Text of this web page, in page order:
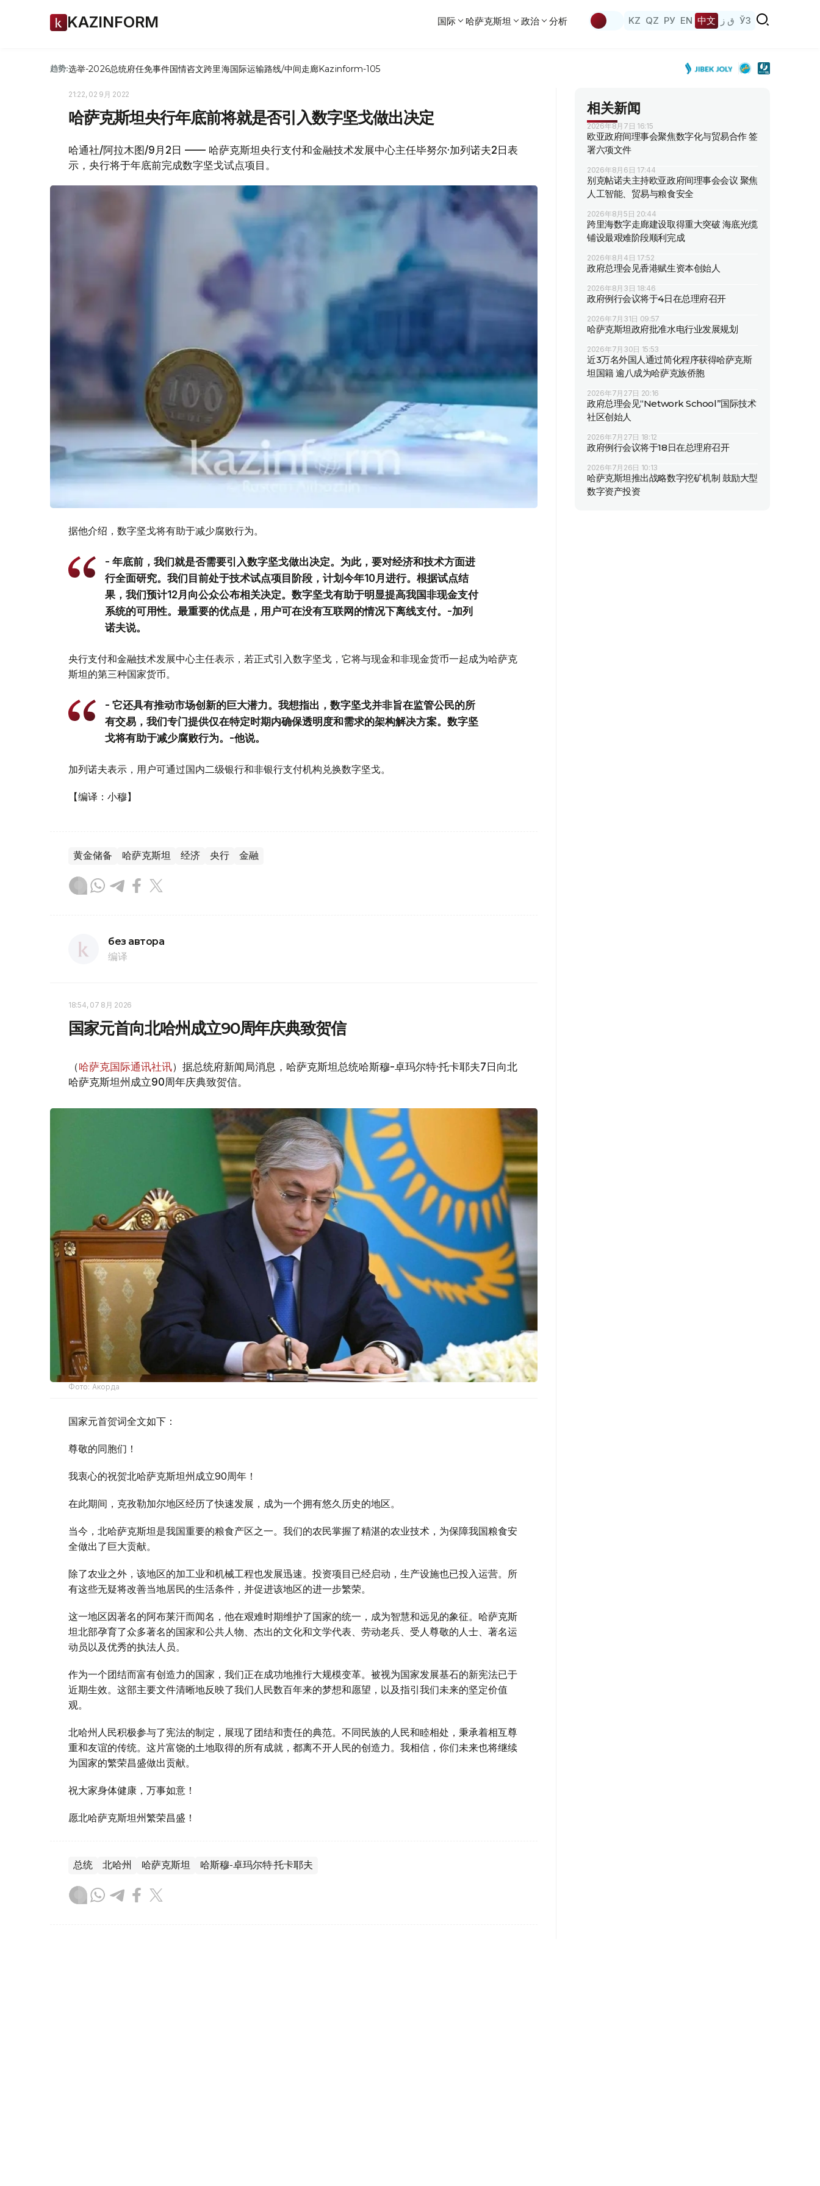
KAZINFORM 国际 哈萨克斯坦 政治 分析 KZ QZ РУ EN 中文 ق ز ЎЗ
趋势:选举-2026总统府任免事件国情咨文跨里海国际运输路线/中间走廊Kazinform-105
21:22, 02 9月 2022
哈萨克斯坦央行年底前将就是否引入数字坚戈做出决定
哈通社/阿拉木图/9月2日 —— 哈萨克斯坦央行支付和金融技术发展中心主任毕努尔·加列诺夫2日表
示，央行将于年底前完成数字坚戈试点项目。
据他介绍，数字坚戈将有助于减少腐败行为。
- 年底前，我们就是否需要引入数字坚戈做出决定。为此，要对经济和技术方面进
行全面研究。我们目前处于技术试点项目阶段，计划今年10月进行。根据试点结
果，我们预计12月向公众公布相关决定。数字坚戈有助于明显提高我国非现金支付
系统的可用性。最重要的优点是，用户可在没有互联网的情况下离线支付。-加列
诺夫说。
央行支付和金融技术发展中心主任表示，若正式引入数字坚戈，它将与现金和非现金货币一起成为哈萨克
斯坦的第三种国家货币。
- 它还具有推动市场创新的巨大潜力。我想指出，数字坚戈并非旨在监管公民的所
有交易，我们专门提供仅在特定时期内确保透明度和需求的架构解决方案。数字坚
戈将有助于减少腐败行为。-他说。
加列诺夫表示，用户可通过国内二级银行和非银行支付机构兑换数字坚戈。
【编译：小穆】
黄金储备 哈萨克斯坦 经济 央行 金融
без автора
编译
18:54, 07 8月 2026
国家元首向北哈州成立90周年庆典致贺信
（哈萨克国际通讯社讯）据总统府新闻局消息，哈萨克斯坦总统哈斯穆-卓玛尔特·托卡耶夫7日向北
哈萨克斯坦州成立90周年庆典致贺信。
Фото: Акорда
国家元首贺词全文如下：
尊敬的同胞们！
我衷心的祝贺北哈萨克斯坦州成立90周年！
在此期间，克孜勒加尔地区经历了快速发展，成为一个拥有悠久历史的地区。
当今，北哈萨克斯坦是我国重要的粮食产区之一。我们的农民掌握了精湛的农业技术，为保障我国粮食安
全做出了巨大贡献。
除了农业之外，该地区的加工业和机械工程也发展迅速。投资项目已经启动，生产设施也已投入运营。所
有这些无疑将改善当地居民的生活条件，并促进该地区的进一步繁荣。
这一地区因著名的阿布莱汗而闻名，他在艰难时期维护了国家的统一，成为智慧和远见的象征。哈萨克斯
坦北部孕育了众多著名的国家和公共人物、杰出的文化和文学代表、劳动老兵、受人尊敬的人士、著名运
动员以及优秀的执法人员。
作为一个团结而富有创造力的国家，我们正在成功地推行大规模变革。被视为国家发展基石的新宪法已于
近期生效。这部主要文件清晰地反映了我们人民数百年来的梦想和愿望，以及指引我们未来的坚定价值
观。
北哈州人民积极参与了宪法的制定，展现了团结和责任的典范。不同民族的人民和睦相处，秉承着相互尊
重和友谊的传统。这片富饶的土地取得的所有成就，都离不开人民的创造力。我相信，你们未来也将继续
为国家的繁荣昌盛做出贡献。
祝大家身体健康，万事如意！
愿北哈萨克斯坦州繁荣昌盛！
总统 北哈州 哈萨克斯坦 哈斯穆-卓玛尔特·托卡耶夫
相关新闻
2026年8月7日 16:15
欧亚政府间理事会聚焦数字化与贸易合作 签
署六项文件
2026年8月6日 17:44
别克帖诺夫主持欧亚政府间理事会会议 聚焦
人工智能、贸易与粮食安全
2026年8月5日 20:44
跨里海数字走廊建设取得重大突破 海底光缆
铺设最艰难阶段顺利完成
2026年8月4日 17:52
政府总理会见香港赋生资本创始人
2026年8月3日 18:46
政府例行会议将于4日在总理府召开
2026年7月31日 09:57
哈萨克斯坦政府批准水电行业发展规划
2026年7月30日 15:53
近3万名外国人通过简化程序获得哈萨克斯
坦国籍 逾八成为哈萨克族侨胞
2026年7月27日 20:16
政府总理会见“Network School”国际技术
社区创始人
2026年7月27日 18:12
政府例行会议将于18日在总理府召开
2026年7月26日 10:13
哈萨克斯坦推出战略数字挖矿机制 鼓励大型
数字资产投资